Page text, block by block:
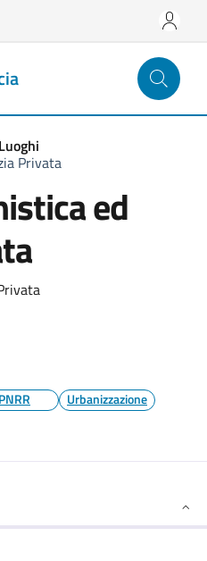
Luoghi
Privata
ed
PNRR Urbanizzazione